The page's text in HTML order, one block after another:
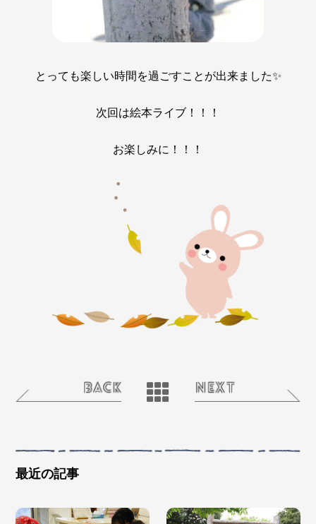
とっても楽しい時間を過ごすことが出来ました✨
次回は絵本ライブ！！！
お楽しみに！！！
最近の記事